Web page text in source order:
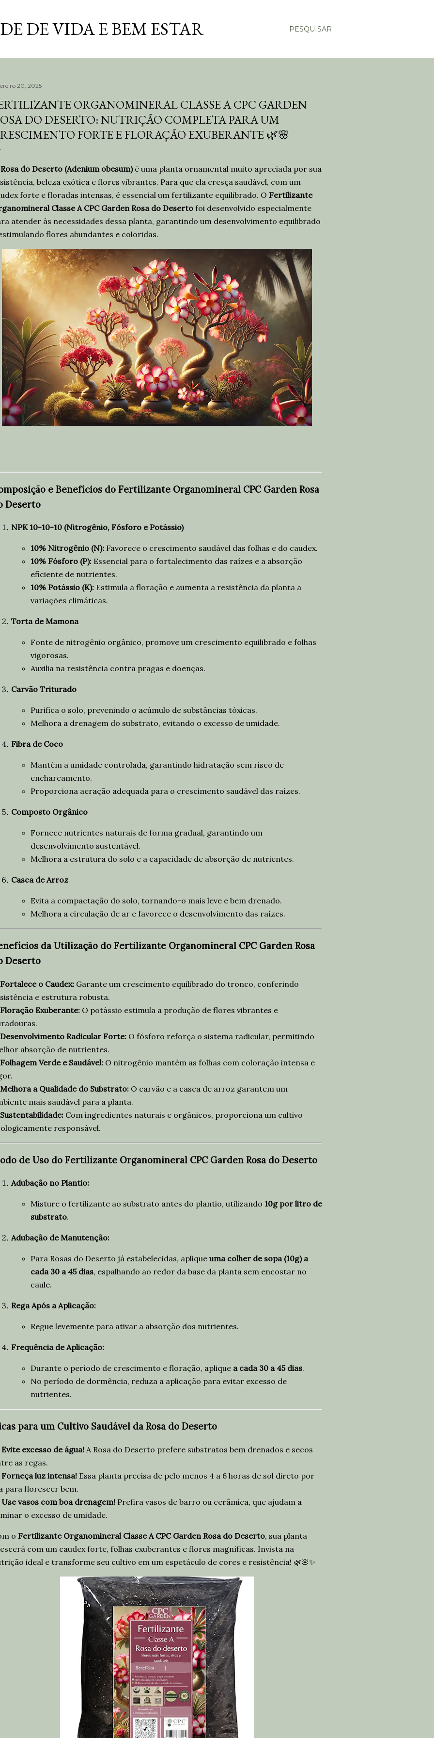
PESQUISAR
DE VIDA E BEM ESTAR
20, 2025
ORGANOMINERAL CLASSE A CPC GARDEN
DO DESERTO: NUTRIÇÃO COMPLETA PARA UM
FORTE E FLORAÇÃO EXUBERANTE 🌿🌸
Rosa do Deserto (Adenium obesum)é uma planta ornamental muito apreciada por sua
beleza exótica e flores vibrantes. Para que ela cresça saudável, com um
forte e floradas intensas, é essencial um fertilizante equilibrado. O Fertilizante
Classe A CPC Garden Rosa do Deserto foi desenvolvido especialmente
atender às necessidades dessa planta, garantindo um desenvolvimento equilibrado
flores abundantes e coloridas.
e Benefícios do Fertilizante Organomineral CPC Garden Rosa
Deserto
NPK 10-10-10 (Nitrogênio, Fósforo e Potássio)
10% Nitrogênio (N): Favorece o crescimento saudável das folhas e do caudex.
10% Fósforo (P): Essencial para o fortalecimento das raízes e a absorção
eficiente de nutrientes.
10% Potássio (K): Estimula a floração e aumenta a resistência da planta a
variações climáticas.
Torta de Mamona
Fonte de nitrogênio orgânico, promove um crescimento equilibrado e folhas
vigorosas.
Auxilia na resistência contra pragas e doenças.
Carvão Triturado
Purifica o solo, prevenindo o acúmulo de substâncias tóxicas.
Melhora a drenagem do substrato, evitando o excesso de umidade.
Fibra de Coco
Mantém a umidade controlada, garantindo hidratação sem risco de
encharcamento.
Proporciona aeração adequada para o crescimento saudável das raízes.
Composto Orgânico
Fornece nutrientes naturais de forma gradual, garantindo um
desenvolvimento sustentável.
Melhora a estrutura do solo e a capacidade de absorção de nutrientes.
Casca de Arroz
Evita a compactação do solo, tornando-o mais leve e bem drenado.
Melhora a circulação de ar e favorece o desenvolvimento das raízes.
da Utilização do Fertilizante Organomineral CPC Garden Rosa
Deserto
Fortalece o Caudex: Garante um crescimento equilibrado do tronco, conferindo
e estrutura robusta.
Floração Exuberante: O potássio estimula a produção de flores vibrantes e
Desenvolvimento Radicular Forte: O fósforo reforça o sistema radicular, permitindo
absorção de nutrientes.
Folhagem Verde e Saudável: O nitrogênio mantém as folhas com coloração intensa e
Melhora a Qualidade do Substrato: O carvão e a casca de arroz garantem um
mais saudável para a planta.
Sustentabilidade: Com ingredientes naturais e orgânicos, proporciona um cultivo
responsável.
de Uso do Fertilizante Organomineral CPC Garden Rosa do Deserto
Adubação no Plantio:
Misture o fertilizante ao substrato antes do plantio, utilizando 10g por litro de
substrato.
Adubação de Manutenção:
Para Rosas do Deserto já estabelecidas, aplique uma colher de sopa (10g) a
cada 30 a 45 dias, espalhando ao redor da base da planta sem encostar no
caule.
Rega Após a Aplicação:
Regue levemente para ativar a absorção dos nutrientes.
Frequência de Aplicação:
Durante o período de crescimento e floração, aplique a cada 30 a 45 dias.
No período de dormência, reduza a aplicação para evitar excesso de
nutrientes.
para um Cultivo Saudável da Rosa do Deserto
Evite excesso de água! A Rosa do Deserto prefere substratos bem drenados e secos
as regas.
Forneça luz intensa! Essa planta precisa de pelo menos 4 a 6 horas de sol direto por
para florescer bem.
Use vasos com boa drenagem! Prefira vasos de barro ou cerâmica, que ajudam a
o excesso de umidade.
o Fertilizante Organomineral Classe A CPC Garden Rosa do Deserto, sua planta
com um caudex forte, folhas exuberantes e flores magníficas. Invista na
ideal e transforme seu cultivo em um espetáculo de cores e resistência! 🌿🌸✨